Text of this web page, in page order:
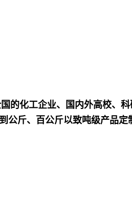
的化工企业、国内外高校、
斤、百公斤以致吨级产品定